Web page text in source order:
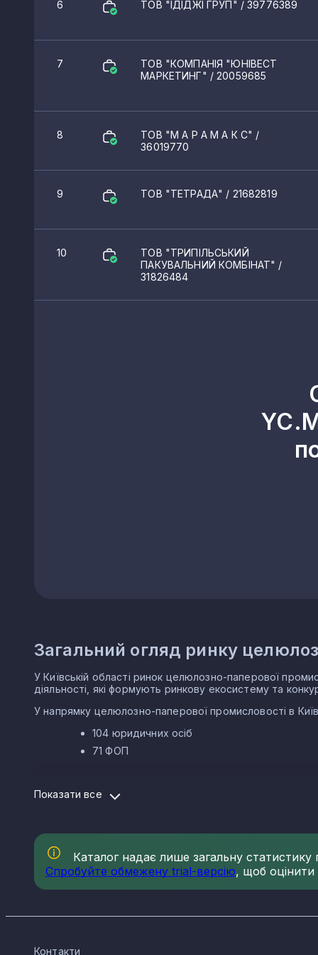
Коцюбинське
Трипілля
Тарасівка
Дослідницьке
Гостомель
Зрайки
Ворзель
Дмитрівка
Оленівка
6 ТОВ "ІДІДЖІ ГРУП" / 39776389
7
ТОВ "КОМПАНІЯ "ЮНІВЕСТ
МАРКЕТИНГ" / 20059685
8 ТОВ "М А Р А М А К С" /
36019770
9 ТОВ "ТЕТРАДА" / 21682819
10
ТОВ "ТРИПІЛЬСЬКИЙ
ПАКУВАЛЬНИЙ КОМБІНАТ" /
31826484
Загальний огляд ринку
У Київській області ринок целюлозно-паперової
діяльності, які формують ринкову екосистему та
У напрямку целюлозно-паперової промисловості в
104 юридичних осіб
71 ФОП
Структура ринку целюлозно-
17.23 Виробництво паперових
17.29 Виробництво виробів з паперу та
17.12 Виробництво паперу та картону - 7
Показати все
Каталог надає лише загальну статистику
Спробуйте обмежену trial-версію, щоб оцінити
Контакти